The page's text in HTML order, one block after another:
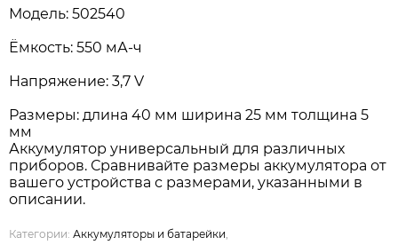
Модель: 502540
Ёмкость: 550 мА-ч
Напряжение: 3,7 V
Размеры: длина 40 мм ширина 25 мм толщина 5
мм
Аккумулятор универсальный для различных
приборов. Сравнивайте размеры аккумулятора от
вашего устройства с размерами, указанными в
описании.
Категории: Аккумуляторы и батарейки